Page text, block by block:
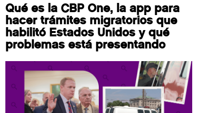
Qué es la CBP One, la app para
hacer trámites migratorios que
habilitó Estados Unidos y qué
problemas está presentando